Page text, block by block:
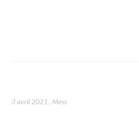
3 avril 2021 , Mess